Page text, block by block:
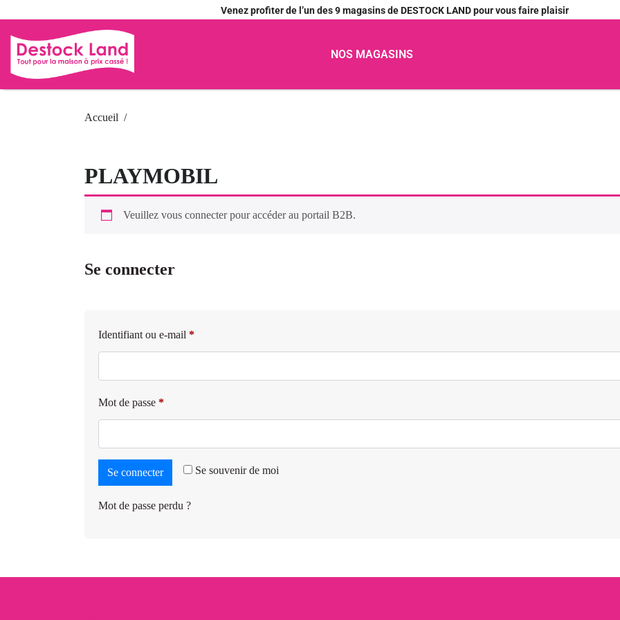
Venez profiter de l’un des 9 magasins de DESTOCK LAND pour vous faire plaisir
NOS MAGASINS
Accueil
PLAYMOBIL
Veuillez vous connecter pour accéder au portail B2B.
Se connecter
Identifiant ou e-mail *
Mot de passe *
Se souvenir de moi
Se connecter
Mot de passe perdu ?